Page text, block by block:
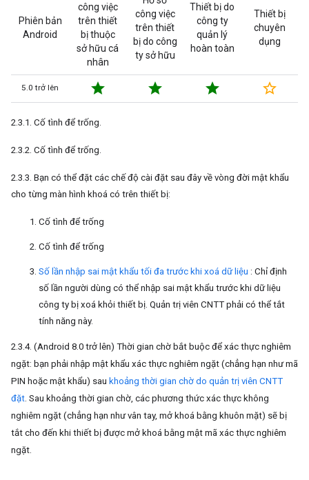
Phiên bản
Android
công việc
trên thiết
bị thuộc
sở hữu cá
nhân
công việc
trên thiết
bị do công
ty sở hữu
Thiết bị do
công ty
quản lý
hoàn toàn
Thiết bị
chuyên
dụng
5.0 trở lên star star star star_border
2.3.1. Cố tình để trống.
2.3.2. Cố tình để trống.
2.3.3. Bạn có thể đặt các chế độ cài đặt sau đây về vòng đời mật khẩu
cho từng màn hình khoá có trên thiết bị:
Cố tình để trống
Cố tình để trống
Số lần nhập sai mật khẩu tối đa trước khi xoá dữ liệu : Chỉ định
số lần người dùng có thể nhập sai mật khẩu trước khi dữ liệu
công ty bị xoá khỏi thiết bị. Quản trị viên CNTT phải có thể tắt
tính năng này.
2.3.4. (Android 8.0 trở lên) Thời gian chờ bắt buộc để xác thực nghiêm
ngặt: bạn phải nhập mật khẩu xác thực nghiêm ngặt (chẳng hạn như mã
PIN hoặc mật khẩu) sau khoảng thời gian chờ do quản trị viên CNTT
đặt. Sau khoảng thời gian chờ, các phương thức xác thực không
nghiêm ngặt (chẳng hạn như vân tay, mở khoá bằng khuôn mặt) sẽ bị
tắt cho đến khi thiết bị được mở khoá bằng mật mã xác thực nghiêm
ngặt.